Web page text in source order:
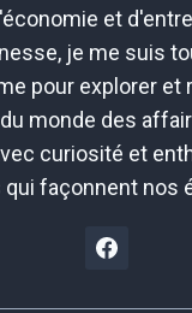
et
je me suis
pour explorer et
monde des
curiosité et
façonnent nos